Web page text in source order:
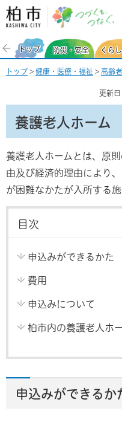
柏市 つづくを、
トップ 防災・安全 くら
トップ > 健康・医療・福祉 > 高齢
更新日
養護老人ホーム
養護老人ホームとは、原
由及び経済的理由により
が困難なかたが入所する施
目次
申込みができるかた
費用
申込みについて
柏市内の養護老人ホ
申込みができるか